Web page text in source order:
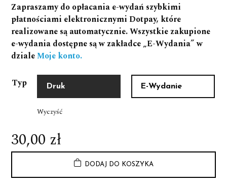
Zapraszamy do opłacania e-wydań szybkimi
płatnościami elektronicznymi Dotpay, które
realizowane są automatycznie. Wszystkie zakupione
e-wydania dostępne są w zakładce „E-Wydania” w
dzialeMoje konto.
Typ Druk E-Wydanie
Wyczyść
30,00 zł
3
DODAJ DO KOSZYKA